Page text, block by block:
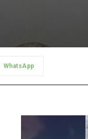
WhatsApp